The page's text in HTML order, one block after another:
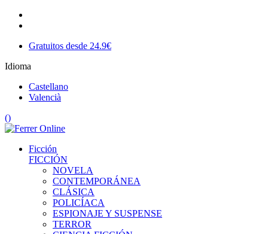
Gratuitos desde 24.9€
Idioma
Castellano
Valencià
()
Ficción
FICCIÓN
NOVELA
CONTEMPORÁNEA
CLÁSICA
POLICÍACA
ESPIONAJE Y SUSPENSE
TERROR